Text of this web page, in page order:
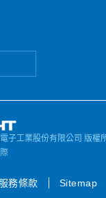
子工業股份有限公司 版權
務條款 Sitemap